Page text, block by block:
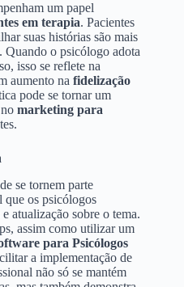
um papel
em terapia. Pacientes
suas histórias são mais
Quando o psicólogo adota
isso se reflete na
aumento na fidelização
pode se tornar um
marketing para
se tornem parte
que os psicólogos
atualização sobre o tema.
assim como utilizar um
para Psicólogos
a implementação de
não só se mantém